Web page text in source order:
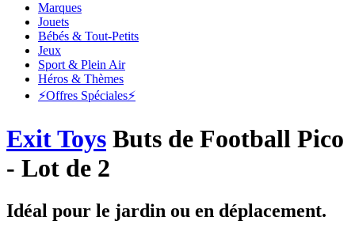
Marques
Jouets
Bébés & Tout-Petits
Jeux
Sport & Plein Air
Héros & Thèmes
⚡️Offres Spéciales⚡️
Exit Toys Buts de Football Pico
- Lot de 2
Idéal pour le jardin ou en déplacement.